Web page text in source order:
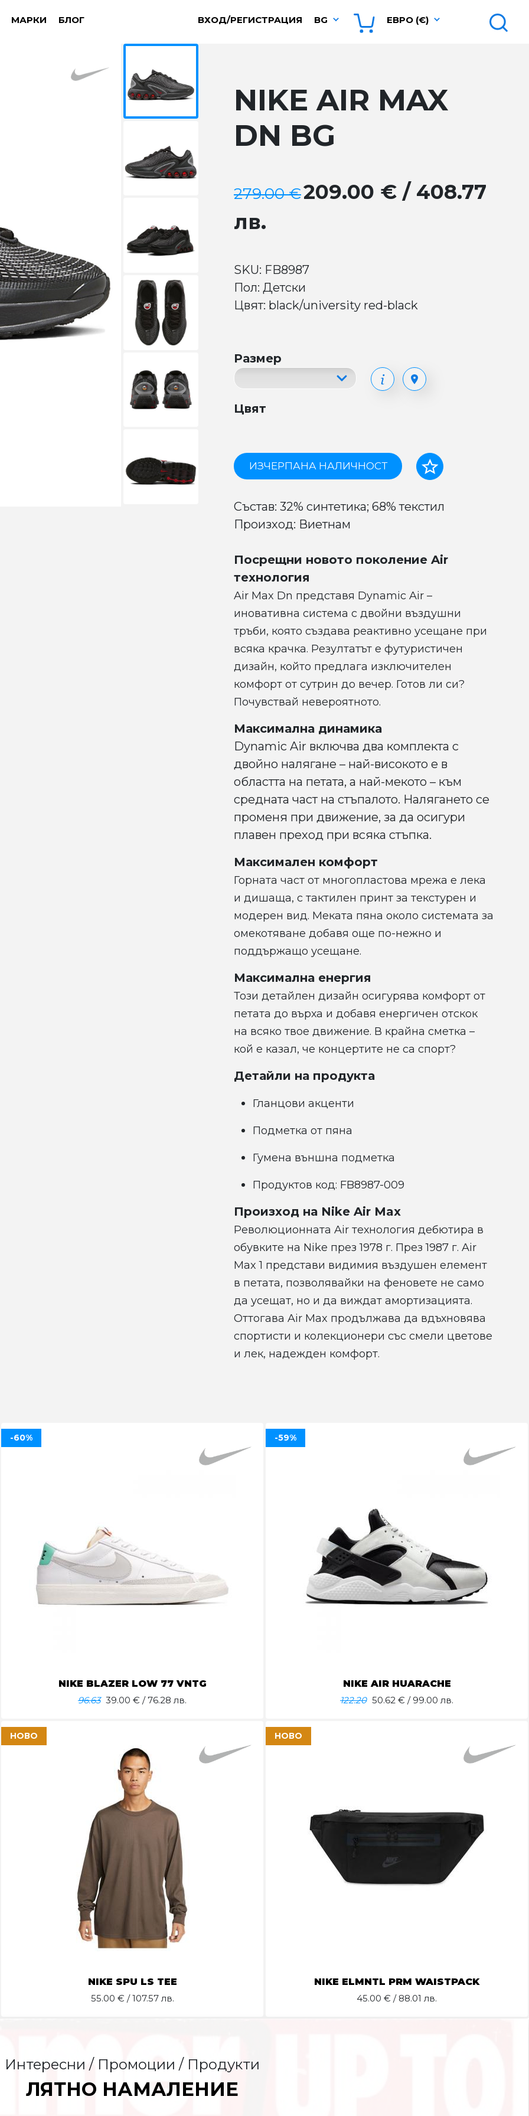
МАРКИ БЛОГ ВХОД/РЕГИСТРАЦИЯ BG ЕВРО (€)
NIKE AIR MAX
DN BG
279.00 €209.00 € / 408.77
лв.
SKU: FB8987
Пол: Детски
Цвят: black/university red-black
Размер
Цвят
ИЗЧЕРПАНА НАЛИЧНОСТ
Състав: 32% синтетика; 68% текстил
Произход: Виетнам
Посрещни новото поколение Air
технология
Air Max Dn представя Dynamic Air –
иновативна система с двойни въздушни
тръби, която създава реактивно усещане при
всяка крачка. Резултатът е футуристичен
дизайн, който предлага изключителен
комфорт от сутрин до вечер. Готов ли си?
Почувствай невероятното.
Максимална динамика
Dynamic Air включва два комплекта с
двойно налягане – най-високото е в
областта на петата, а най-мекото – към
средната част на стъпалото. Налягането се
променя при движение, за да осигури
плавен преход при всяка стъпка.
Максимален комфорт
Горната част от многопластова мрежа е лека
и дишаща, с тактилен принт за текстурен и
модерен вид. Меката пяна около системата за
омекотяване добавя още по-нежно и
поддържащо усещане.
Максимална енергия
Този детайлен дизайн осигурява комфорт от
петата до върха и добавя енергичен отскок
на всяко твое движение. В крайна сметка –
кой е казал, че концертите не са спорт?
Детайли на продукта
Гланцови акценти
Подметка от пяна
Гумена външна подметка
Продуктов код: FB8987-009
Произход на Nike Air Max
Революционната Air технология дебютира в
обувките на Nike през 1978 г. През 1987 г. Air
Max 1 представи видимия въздушен елемент
в петата, позволявайки на феновете не само
да усещат, но и да виждат амортизацията.
Оттогава Air Max продължава да вдъхновява
спортисти и колекционери със смели цветове
и лек, надежден комфорт.
NIKE BLAZER LOW 77 VNTG
96.63 39.00 € / 76.28 лв.
-60%
NIKE AIR HUARACHE
122.20 50.62 € / 99.00 лв.
-59%
NIKE SPU LS TEE
55.00 € / 107.57 лв.
НОВО
NIKE ELMNTL PRM WAISTPACK
45.00 € / 88.01 лв.
НОВО
Интересни / Промоции / Продукти
ЛЯТНО НАМАЛЕНИЕ